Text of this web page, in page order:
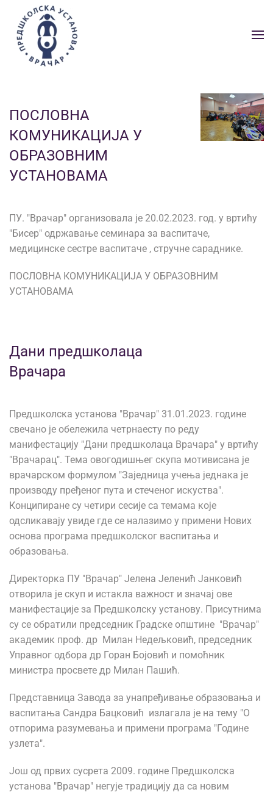
Skip to main content
ПОСЛОВНА
КОМУНИКАЦИЈА У
ОБРАЗОВНИМ
УСТАНОВАМА
ПУ. "Врачар" организовала је 20.02.2023. год. у вртићу
"Бисер" одржавање семинара за васпитаче,
медицинске сестре васпитаче , стручне сараднике.
ПОСЛОВНА КОМУНИКАЦИЈА У ОБРАЗОВНИМ
УСТАНОВАМА
Дани предшколаца
Врачара
Предшколска установа "Врачар" 31.01.2023. године
свечано је обележила четрнаесту по реду
манифестацију "Дани предшколаца Врачара" у вртићу
"Врачарац". Тема овогодишњег скупа мотивисана је
врачарском формулом "Заједница учења једнака је
производу пређеног пута и стеченог искуства".
Конципиране су четири сесије са темама које
одсликавају увиде где се налазимо у примени Нових
основа програма предшколског васпитања и
образовања.
Директорка ПУ "Врачар" Јелена Јеленић Јанковић
отворила је скуп и истакла важност и значај ове
манифестације за Предшколску установу. Присутнима
су се обратили председник Градске општине "Врачар"
академик проф. др Милан Недељковић, председник
Управног одбора др Горан Бојовић и помоћник
министра просвете др Милан Пашић.
Представница Завода за унапређивање образовања и
васпитања Сандра Бацковић излагала је на тему "О
отпорима разумевања и примени програма "Године
узлета".
Још од првих сусрета 2009. године Предшколска
установа "Врачар" негује традицију да са новим